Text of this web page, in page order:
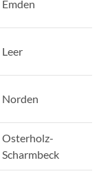
Emden
Leer
Norden
Osterholz-
Scharmbeck